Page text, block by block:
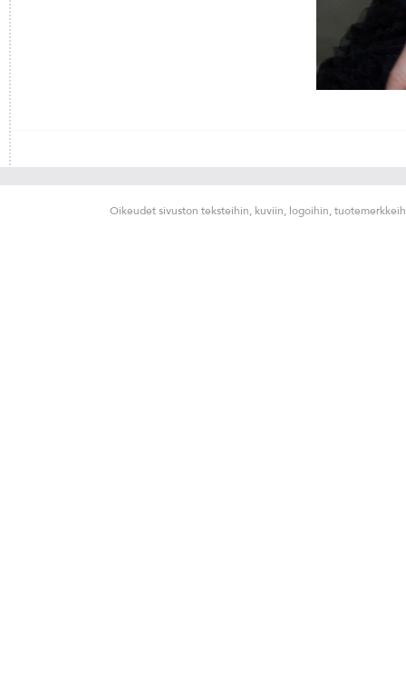
Oikeudet sivuston teksteihin, kuviin, logoihin,